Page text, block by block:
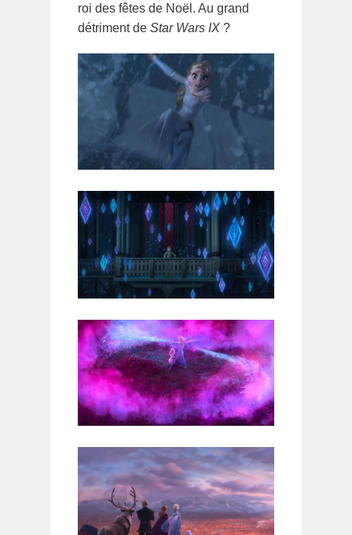
roi des fêtes de Noël. Au grand
détriment de Star Wars IX ?